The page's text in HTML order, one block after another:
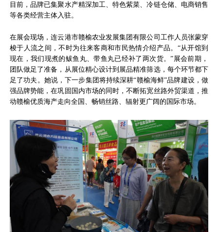
目前，品牌已集聚水产精深加工、特色紫菜、冷链仓储、电商销售
等各类经营主体入驻。
在展会现场，连云港市赣榆农业发展集团有限公司工作人员张蒙穿
梭于人流之间，不时为往来客商和市民热情介绍产品。“从开馆到
现在，我们现煮的鲅鱼丸、带鱼丸已经补了两次货。”展会前期，
团队做足了准备，从展位精心设计到展品精准筛选，每个环节都下
足了功夫。她说，下一步集团将持续深耕“赣榆海鲜”品牌建设，做
强品牌势能，在巩固国内市场的同时，不断拓宽丝路外贸渠道，推
动赣榆优质海产走向全国、畅销丝路、辐射更广阔的国际市场。